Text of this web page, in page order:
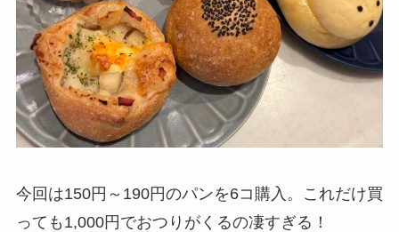
今回は150円～190円のパンを6コ購入。これだけ買
っても1,000円でおつりがくるの凄すぎる！